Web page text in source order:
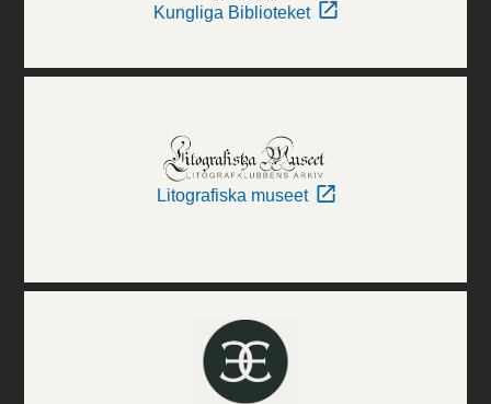
Kungliga Biblioteket
Litografiska museet